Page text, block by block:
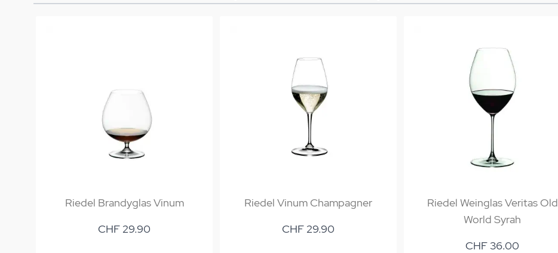
Riedel Brandyglas Vinum
CHF 29.90
Riedel Vinum Champagner
CHF 29.90
Riedel Weinglas Veritas Old
World Syrah
CHF 36.00